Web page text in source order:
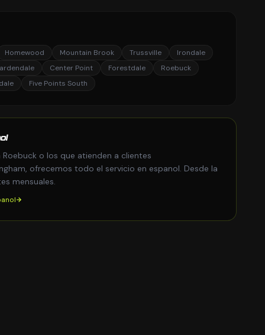
Homewood Mountain Brook Trussville
Irondale
Center Point Forestdale
Roebuck
Five Points South
o los que atienden a clientes
ofrecemos todo el servicio en espanol. Desde la
mensuales.